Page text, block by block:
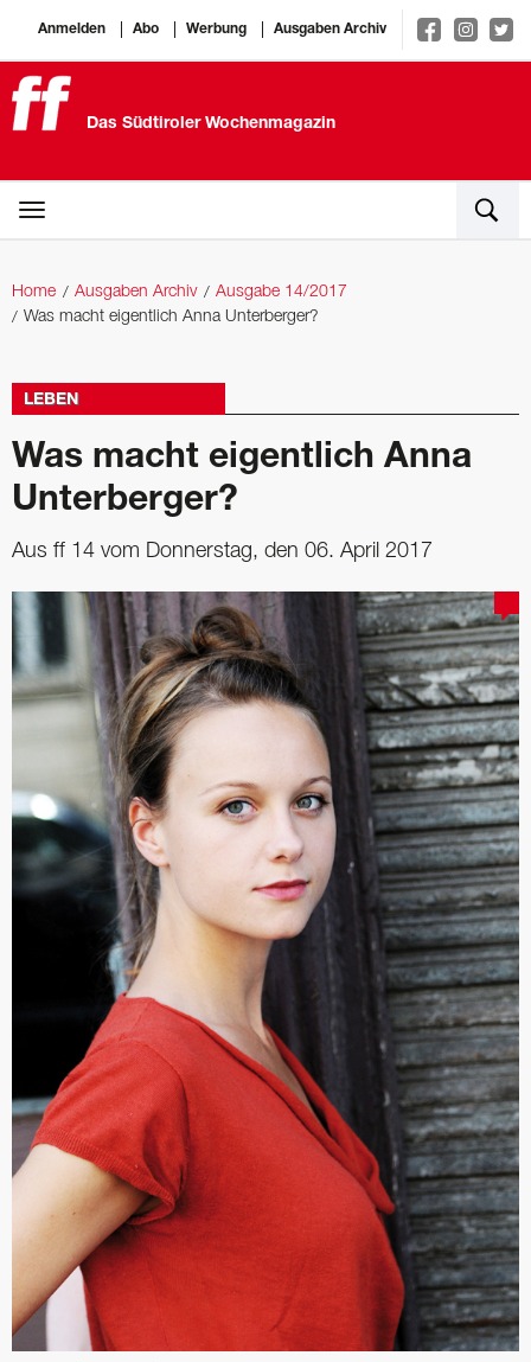
Anmelden Abo Werbung Ausgaben Archiv
Das Südtiroler Wochenmagazin
Home Ausgaben Archiv
Ausgabe 14/2017
Was macht eigentlich Anna Unterberger?
LEBEN
Was macht eigentlich Anna
Unterberger?
Aus ff 14 vom Donnerstag, den 06. April 2017